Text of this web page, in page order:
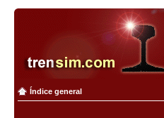
Índice general